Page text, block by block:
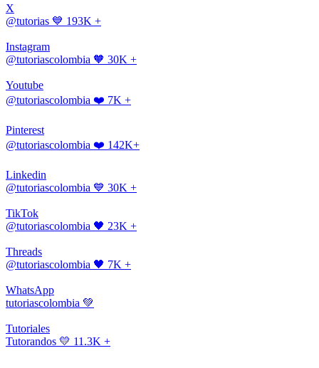
X
@tutorias 💙 193K +
Instagram
@tutoriascolombia 🧡 30K +
Youtube
@tutoriascolombia ❤️ 7K +
Pinterest
@tutoriascolombia ❤️ 142K+
Linkedin
@tutoriascolombia 💙 30K +
TikTok
@tutoriascolombia 🖤 23K +
Threads
@tutoriascolombia 🖤 7K +
WhatsApp
tutoriascolombia 💚
Tutoriales
Tutorandos 💛 11.3K +